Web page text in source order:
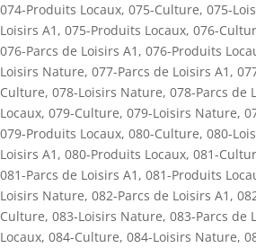
074-Produits Locaux, 075-Culture, 075-
Loisirs A1 , 075-Produits Locaux, 076-
076-Parcs de Loisirs A1 , 076-Produits
Loisirs Nature, 077-Parcs de Loisirs A1 ,
Culture, 078-Loisirs Nature, 078-Parcs de
Locaux, 079-Culture, 079-Loisirs Nature,
079-Produits Locaux, 080-Culture, 080-
Loisirs A1 , 080-Produits Locaux, 081-
081-Parcs de Loisirs A1 , 081-Produits
Loisirs Nature, 082-Parcs de Loisirs A1 ,
Culture, 083-Loisirs Nature, 083-Parcs de
Locaux, 084-Culture, 084-Loisirs Nature,